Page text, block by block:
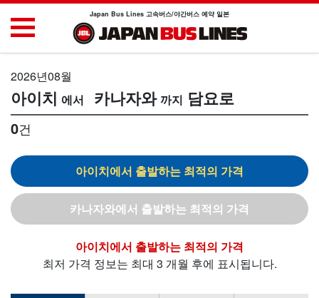
Japan Bus Lines 고속버스/야간버스 예약 일본
2026년08월
아이치 카나자와 담요로
0건
아이치
카나자와
아이치
최저 가격 정보는 최대 3 개월 후에 표시됩니다.